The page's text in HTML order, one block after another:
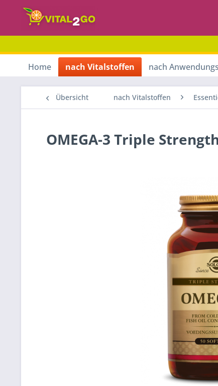
Home nach Vitalstoffen nach
Übersicht nach Vitalstoffen
OMEGA-3 Triple